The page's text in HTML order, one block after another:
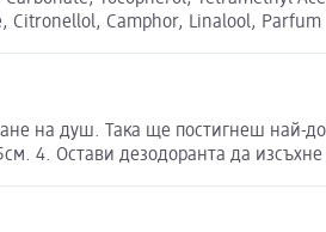
Citronellol, Camphor, Linalool, Parfum
на душ. Така ще постигнеш
4. Остави дезодоранта да